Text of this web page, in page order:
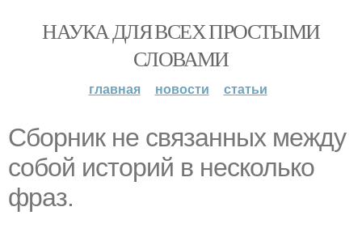
НАУКА ДЛЯ ВСЕХ ПРОСТЫМИ
СЛОВАМИ
главная новости статьи
Сборник не связанных между
собой историй в несколько
фраз.